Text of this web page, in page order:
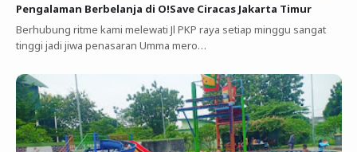
Pengalaman Berbelanja di O!Save Ciracas Jakarta Timur
Berhubung ritme kami melewati Jl PKP raya setiap minggu sangat
tinggi jadi jiwa penasaran Umma mero…